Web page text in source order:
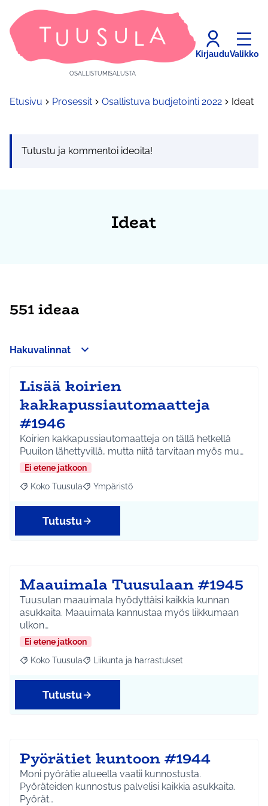
OSALLISTUMISALUSTA
KirjauduValikko
Etusivu Prosessit Osallistuva budjetointi 2022 Ideat
Tutustu ja kommentoi ideoita!
Ideat
551 ideaa
Hakuvalinnat
Lisää koirien
kakkapussiautomaatteja
#1946
Koirien kakkapussiautomaatteja on tällä hetkellä
Puuilon lähettyvillä, mutta niitä tarvitaan myös mu…
Ei etene jatkoon
Rajaa tulokset aihepiirin mukaan: Koko Tuusula
Koko Tuusula Rajaa tulokset teeman mukaan: Ympäristö
Ympäristö
Tutustu
Maauimala Tuusulaan #1945
Tuusulan maauimala hyödyttäisi kaikkia kunnan
asukkaita. Maauimala kannustaa myös liikkumaan
ulkon…
Ei etene jatkoon
Rajaa tulokset aihepiirin mukaan: Koko Tuusula
Koko Tuusula Rajaa tulokset teeman mukaan: Liikunta ja
Liikunta ja harrastukset
Tutustu
Pyörätiet kuntoon #1944
Moni pyörätie alueella vaatii kunnostusta.
Pyöräteiden kunnostus palvelisi kaikkia asukkaita.
Pyörät…